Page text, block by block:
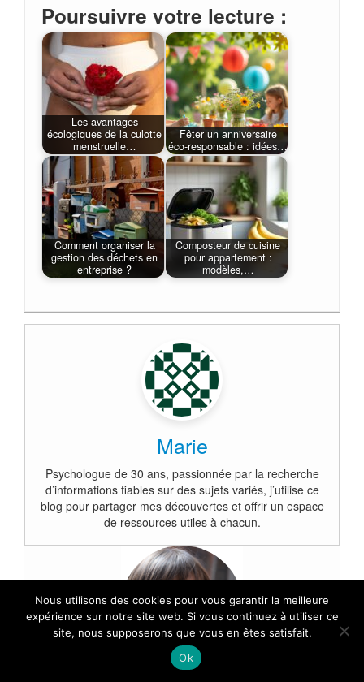
Poursuivre votre lecture :
Les avantages
écologiques de la culotte
menstruelle…
Fêter un anniversaire
éco‑responsable : idées…
Comment organiser la
gestion des déchets en
entreprise ?
Composteur de cuisine
pour appartement :
modèles,…
Marie
Psychologue de 30 ans, passionnée par la recherche
d’informations fiables sur des sujets variés, j’utilise ce
blog pour partager mes découvertes et offrir un espace
de ressources utiles à chacun.
Nous utilisons des cookies pour vous garantir la meilleure
expérience sur notre site web. Si vous continuez à utiliser ce
site, nous supposerons que vous en êtes satisfait.
Ok